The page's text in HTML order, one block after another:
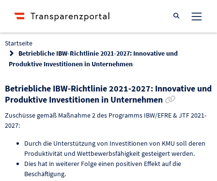
Suche öffnen
Startseite
Betriebliche IBW-Richtlinie 2021-2027: Innovative und
Produktive Investitionen in Unternehmen
Betriebliche IBW-Richtlinie 2021-2027: Innovative und
Produktive Investitionen in Unternehmen
Zuschüsse gemäß Maßnahme 2 des Programms IBW/EFRE & JTF 2021-
2027:
Durch die Unterstützung von Investitionen von KMU soll deren
Produktivität und Wettbewerbsfähigkeit gesteigert werden.
Dies hat in weiterer Folge einen positiven Effekt auf die
Beschäftigung.